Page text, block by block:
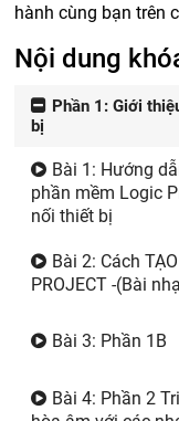
hành cùng bạn trên
Nội dung
Phần 1: Giới
bị
Bài 1: Hướng
phần mềm Logic
nối thiết bị
Bài 2: Cách
PROJECT -(Bài
Bài 3: Phần 1B
Bài 4: Phần 2